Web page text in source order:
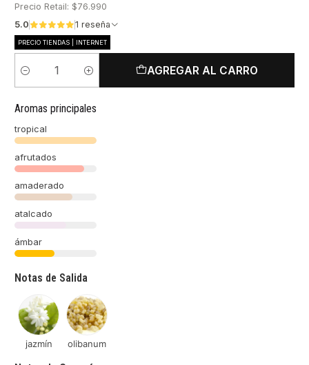
Precio Retail: $76.990
5.0
1 reseña
PRECIO TIENDAS | INTERNET
Cantidad
AGREGAR AL CARRO
Aromas principales
tropical
afrutados
amaderado
atalcado
ámbar
Notas de Salida
jazmín olibanum